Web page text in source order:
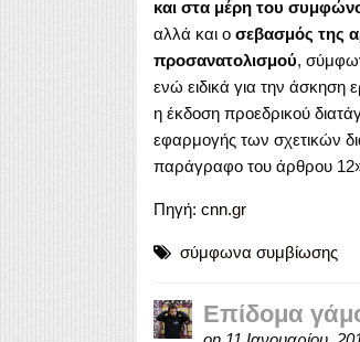
και στα μέρη του
αλλά και ο σεβασμός της
προσανατολισμού,
ενώ ειδικά για την άσκηση
η έκδοση προεδρικού
εφαρμογής των σχετικών
παράγραφο του άρθρου
Πηγή: cnn.gr
σύμφωνα συμβίωσης
Επίδομα